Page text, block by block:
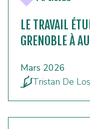
LE TRAVAIL
GRENOBLE À
Mars 2026
Tristan De